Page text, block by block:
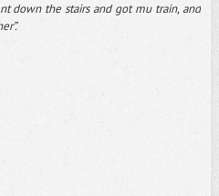
down the stairs and got mu train, and